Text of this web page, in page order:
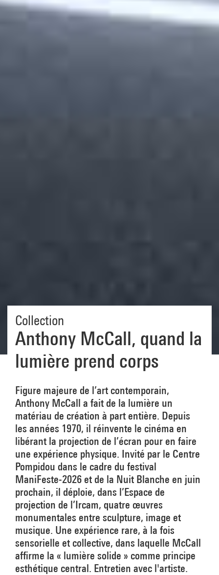
Collection
Anthony McCall, quand la
lumière prend corps
Figure majeure de l’art contemporain,
Anthony McCall a fait de la lumière un
matériau de création à part entière. Depuis
les années 1970, il réinvente le cinéma en
libérant la projection de l’écran pour en faire
une expérience physique. Invité par le Centre
Pompidou dans le cadre du festival
ManiFeste-2026 et de la Nuit Blanche en juin
prochain, il déploie, dans l’Espace de
projection de l’Ircam, quatre œuvres
monumentales entre sculpture, image et
musique. Une expérience rare, à la fois
sensorielle et collective, dans laquelle McCall
affirme la « lumière solide » comme principe
esthétique central. Entretien avec l'artiste.